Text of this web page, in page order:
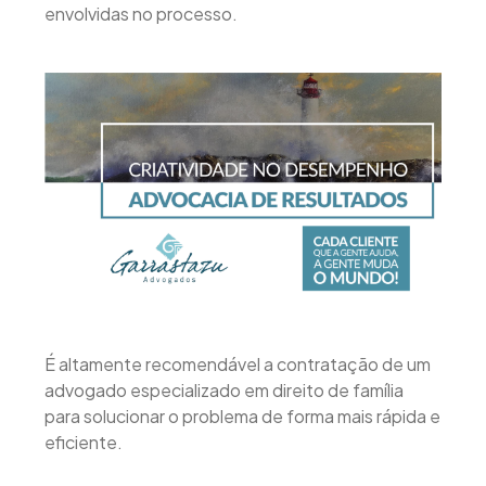
envolvidas no processo.
É altamente recomendável a contratação de um
advogado especializado em direito de família
para solucionar o problema de forma mais rápida e
eficiente.